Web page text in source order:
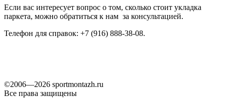
Если вас интересует вопрос о том, сколько стоит укладка
паркета, можно обратиться к нам за консультацией.
Телефон для справок: +7 (916) 888-38-08.
©2006—2026 sportmontazh.ru
Все права защищены